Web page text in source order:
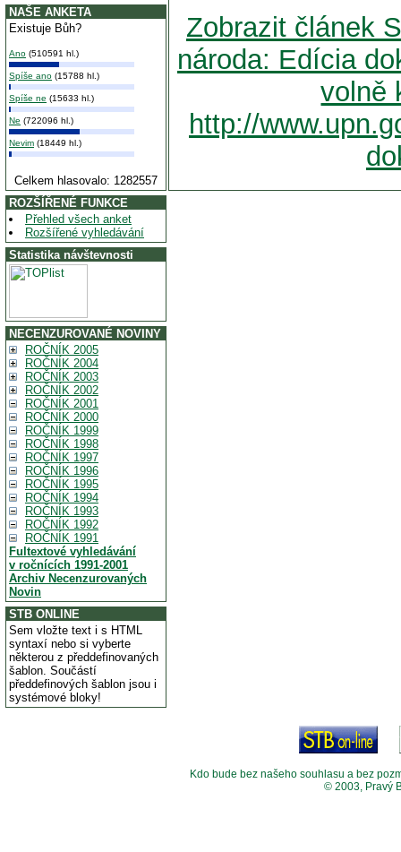
NAŠE ANKETA
Existuje Bůh?
Ano (510591 hl.)
Spíše ano (15788 hl.)
Spíše ne (15633 hl.)
Ne (722096 hl.)
Nevim (18449 hl.)
Celkem hlasovalo: 1282557
ROZŠÍŘENÉ FUNKCE
Přehled všech anket
Rozšířené vyhledávání
Statistika návštevnosti
NECENZUROVANÉ NOVINY
ROČNÍK 2005
ROČNÍK 2004
ROČNÍK 2003
ROČNÍK 2002
ROČNÍK 2001
ROČNÍK 2000
ROČNÍK 1999
ROČNÍK 1998
ROČNÍK 1997
ROČNÍK 1996
ROČNÍK 1995
ROČNÍK 1994
ROČNÍK 1993
ROČNÍK 1992
ROČNÍK 1991
Fultextové vyhledávání
v ročnících 1991-2001
Archiv Necenzurovaných
Novin
STB ONLINE
Sem vložte text i s HTML
syntaxí nebo si vyberte
některou z předdefinovaných
šablon. Součástí
předdefinových šablon jsou i
systémové bloky!
Zobrazit článek
národa: Edícia
volně
http://
Kdo bude bez našeho souhlasu a bez
© 2003, Pravý